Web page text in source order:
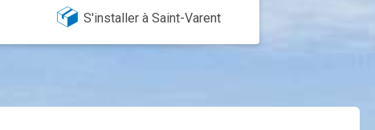
S'installer à Saint-Varent